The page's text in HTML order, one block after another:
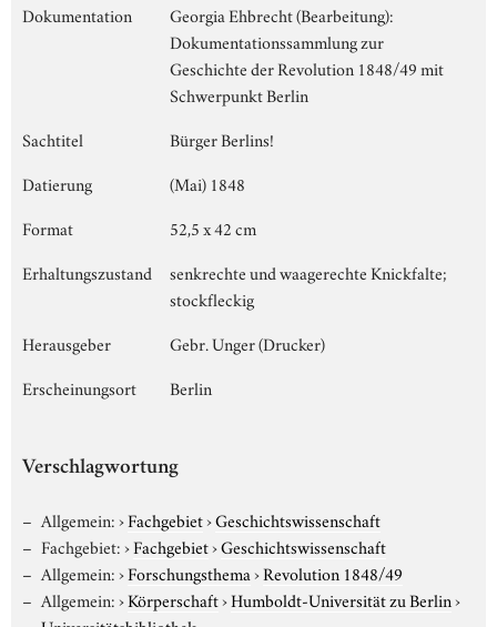
Dokumentation
Georgia Ehbrecht (Bearbeitung):
Dokumentationssammlung zur
Geschichte der Revolution 1848/49 mit
Schwerpunkt Berlin
Sachtitel
Bürger Berlins!
Datierung
(Mai) 1848
Format
52,5 x 42 cm
Erhaltungszustand
senkrechte und waagerechte Knickfalte;
stockfleckig
Herausgeber
Gebr. Unger (Drucker)
Erscheinungsort
Berlin
Verschlagwortung
Allgemein:›Fachgebiet›Geschichtswissenschaft
Fachgebiet:›Fachgebiet›Geschichtswissenschaft
Allgemein:›Forschungsthema›Revolution 1848/49
Allgemein:›Körperschaft›Humboldt-Universität zu Berlin›